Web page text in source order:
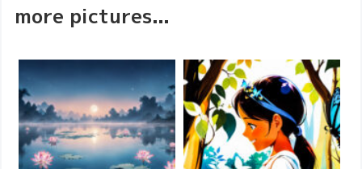
more pictures...